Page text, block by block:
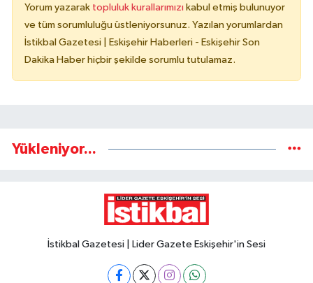
Yorum yazarak topluluk kurallarımızı kabul etmiş bulunuyor
ve tüm sorumluluğu üstleniyorsunuz. Yazılan yorumlardan
İstikbal Gazetesi | Eskişehir Haberleri - Eskişehir Son
Dakika Haber hiçbir şekilde sorumlu tutulamaz.
Yükleniyor...
İstikbal Gazetesi | Lider Gazete Eskişehir'in Sesi